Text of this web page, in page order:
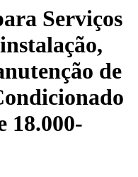
Serviços
de
18.000-